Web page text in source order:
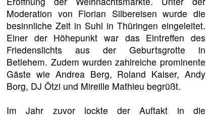
Moderation von Florian Silbereisen wurde die
besinnliche Zeit in Suhl in Thüringen eingeleitet.
Einer der Höhepunkt war das Eintreffen des
Friedenslichts aus der Geburtsgrotte in
Betlehem. Zudem wurden zahlreiche prominente
Gäste wie Andrea Berg, Roland Kaiser, Andy
Borg, DJ Ötzi und Mireille Mathieu begrüßt.
Im Jahr zuvor lockte der Auftakt in die